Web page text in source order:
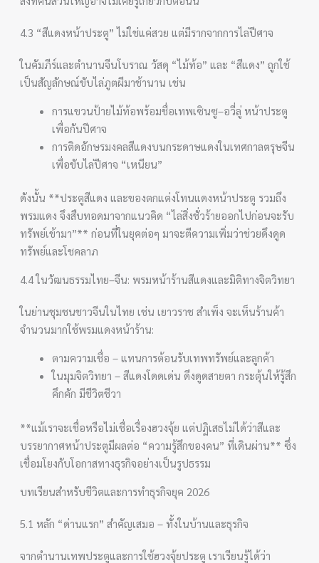
4.3 “สีแดงหน้าประตู” ไม่ใช่แค่สวย แต่มีรากจากการไล่ปีศาจ
ในคัมภีร์และตำนานจีนโบราณ วัสดุ “ไม้ท้อ” และ “สีแดง” ถูกใช้
เป็นสัญลักษณ์ขับไล่ภูตผีมาช้านาน เช่น
การแขวนป้ายไม้ท้อพร้อมชื่อเทพเซินซู–อวี่ลู่ หน้าประตู
เพื่อกันปีศาจ
การติดอักษรมงคลสีแดงบนกระดาษแดงในเทศกาลตรุษจีน
เพื่อขับไล่ปีศาจ “เหนียน”
ดังนั้น **ประตูสีแดง และของตกแต่งโทนแดงหน้าประตู รวมถึง
พรมแดง จึงสืบทอดมาจากแนวคิด “ไล่สิ่งชั่วร้ายออกไปก่อนจะรับ
ทรัพย์เข้ามา”** ก่อนที่ในยุคต่อๆ มาจะตีความเพิ่มว่าช่วยดึงดูด
ทรัพย์และโชคลาภ
4.4 ในวัฒนธรรมไทย–จีน: พรมหน้าร้านสีแดงและมิติทางจิตวิทยา
ในย่านชุมชนชาวจีนในไทย เช่น เยาวราช สำเพ็ง จะเห็นร้านค้า
จำนวนมากใช้พรมแดงหน้าร้าน:
ตามความเชื่อ – แทนการต้อนรับเทพทรัพย์และลูกค้า
ในมุมจิตวิทยา – สีแดงโดดเด่น ดึงดูดสายตา กระตุ้นให้รู้สึก
คึกคัก มีชีวิตชีวา
**แม้เราจะเชื่อหรือไม่เชื่อเรื่องฮวงจุ้ย แต่ปฏิเสธไม่ได้ว่าสีและ
บรรยากาศหน้าประตูมีผลต่อ “ความรู้สึกของคน” ที่เดินผ่าน** ซึ่ง
เชื่อมโยงกับโอกาสทางธุรกิจอย่างเป็นรูปธรรม
บทเรียนสำหรับชีวิตและการทำธุรกิจยุค 2026
5.1 หลัก “ด่านแรก” สำคัญเสมอ – ทั้งในบ้านและธุรกิจ
จากตำนานเทพประตูและการใช้ฮวงจุ้ยประตู เราเรียนรู้ได้ว่า